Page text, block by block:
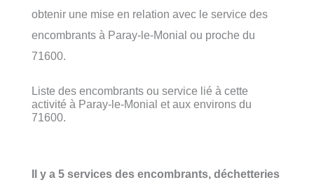
obtenir une mise en relation avec le service des
encombrants à Paray-le-Monial ou proche du
71600.
Liste des encombrants ou service lié à cette
activité à Paray-le-Monial et aux environs du
71600.
Il y a 5 services des encombrants, déchetteries